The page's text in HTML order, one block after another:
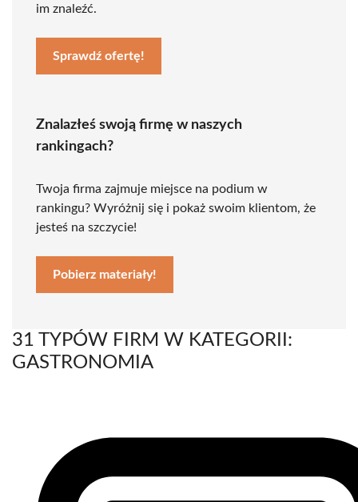
im znaleźć.
Sprawdź ofertę!
Znalazłeś swoją firmę w naszych
rankingach?
Twoja firma zajmuje miejsce na podium w
rankingu? Wyróżnij się i pokaż swoim klientom, że
jesteś na szczycie!
Pobierz materiały!
31 TYPÓW FIRM W KATEGORII:
GASTRONOMIA